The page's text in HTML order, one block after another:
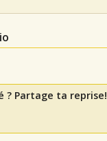
? Partage ta reprise!